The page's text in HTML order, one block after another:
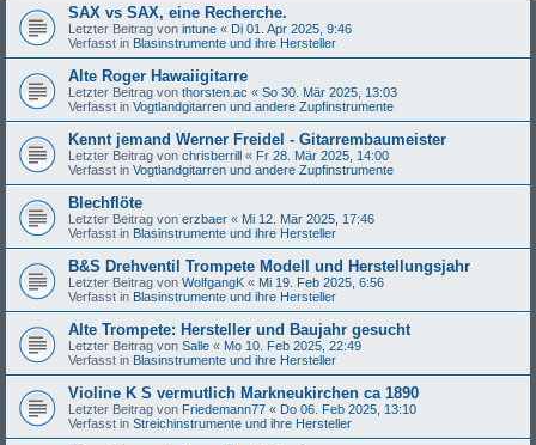
SAX vs SAX, eine Recherche.
Letzter Beitrag von intune « Di 01. Apr 2025, 9:46
Verfasst in Blasinstrumente und ihre Hersteller
Alte Roger Hawaiigitarre
Letzter Beitrag von thorsten.ac « So 30. Mär 2025, 13:03
Verfasst in Vogtlandgitarren und andere Zupfinstrumente
Kennt jemand Werner Freidel - Gitarrembaumeister
Letzter Beitrag von chrisberrill « Fr 28. Mär 2025, 14:00
Verfasst in Vogtlandgitarren und andere Zupfinstrumente
Blechflöte
Letzter Beitrag von erzbaer « Mi 12. Mär 2025, 17:46
Verfasst in Blasinstrumente und ihre Hersteller
B&S Drehventil Trompete Modell und Herstellungsjahr
Letzter Beitrag von WolfgangK « Mi 19. Feb 2025, 6:56
Verfasst in Blasinstrumente und ihre Hersteller
Alte Trompete: Hersteller und Baujahr gesucht
Letzter Beitrag von Salle « Mo 10. Feb 2025, 22:49
Verfasst in Blasinstrumente und ihre Hersteller
Violine K S vermutlich Markneukirchen ca 1890
Letzter Beitrag von Friedemann77 « Do 06. Feb 2025, 13:10
Verfasst in Streichinstrumente und ihre Hersteller